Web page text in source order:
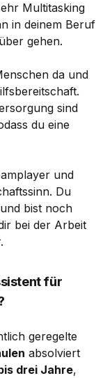
Multitasking
in deinem Beruf
gehen.
da und
sind
du eine
und
Du
bist noch
bei der Arbeit
für
geregelte
absolviert
drei Jahre,